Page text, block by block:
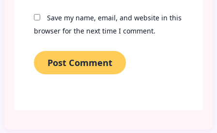
Save my name, email, and website in this
browser for the next time I comment.